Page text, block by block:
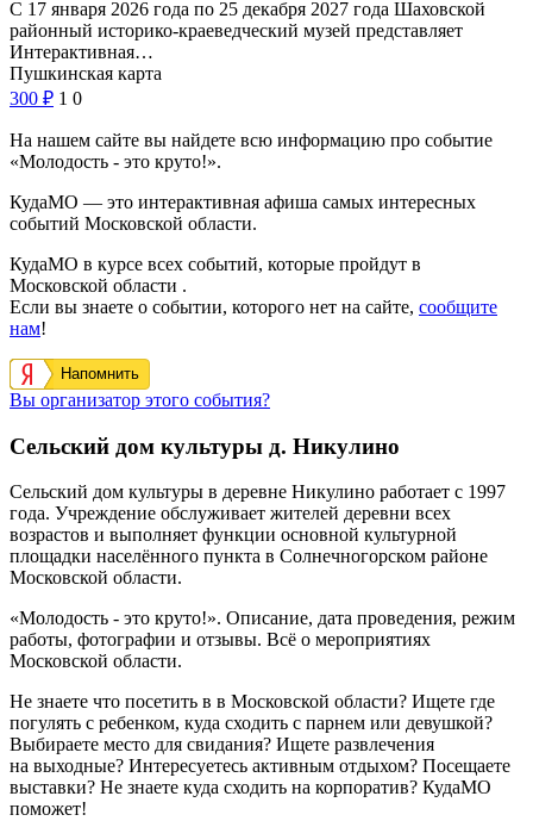
С 17 января 2026 года по 25 декабря 2027 года Шаховской
районный историко-краеведческий музей представляет
Интерактивная…
Пушкинская карта
300 ₽ 1 0
На нашем сайте вы найдете всю информацию про событие
«Молодость - это круто!».
КудаМО — это интерактивная афиша самых интересных
событий Московской области.
КудаМО в курсе всех событий, которые пройдут в
Московской области .
Если вы знаете о событии, которого нет на сайте, сообщите
нам!
Напомнить
Вы организатор этого события?
Сельский дом культуры д. Никулино
Сельский дом культуры в деревне Никулино работает с 1997
года. Учреждение обслуживает жителей деревни всех
возрастов и выполняет функции основной культурной
площадки населённого пункта в Солнечногорском районе
Московской области.
«Молодость - это круто!». Описание, дата проведения, режим
работы, фотографии и отзывы. Всё о мероприятиях
Московской области.
Не знаете что посетить в в Московской области? Ищете где
погулять с ребенком, куда сходить с парнем или девушкой?
Выбираете место для свидания? Ищете развлечения
на выходные? Интересуетесь активным отдыхом? Посещаете
выставки? Не знаете куда сходить на корпоратив? КудаМО
поможет!